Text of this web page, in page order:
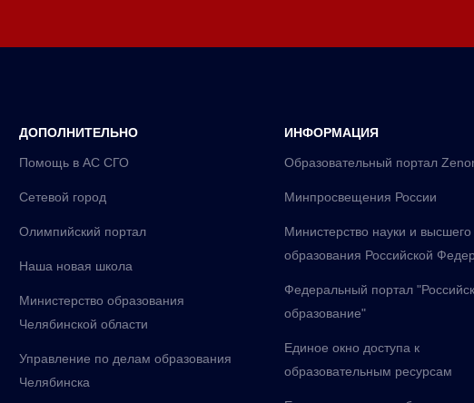
ДОПОЛНИТЕЛЬНО
Помощь в АС СГО
Сетевой город
Олимпийский портал
Наша новая школа
Министерство образования
Челябинской области
Управление по делам образования
Челябинска
ИНФОРМАЦИЯ
Образовательный портал
Минпросвещения России
Министерство науки и высшего
образования Российской
Федеральный портал
образование"
Единое окно доступа к
образовательным ресурсам